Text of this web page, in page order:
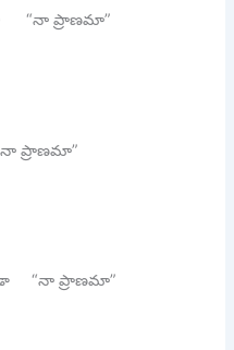
“నా ప్రాణమా”
ప్రాణమా”
“నా ప్రాణమా”